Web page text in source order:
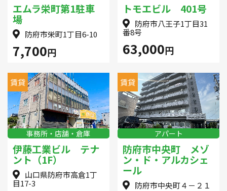
エムラ栄町第1駐車
場
防府市栄町1丁目6-10
7,700円
トモエビル 401号
防府市八王子1丁目31
番8号
63,000円
賃貸
事務所・店舗・倉庫
伊藤工業ビル テナ
ント（1F）
山口県防府市高倉1丁
目17-3
賃貸
アパート
防府市中央町 メゾ
ン・ド・アルカシェ
ール
防府市中央町４－２１